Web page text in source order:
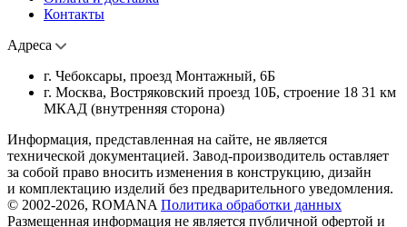
Контакты
Адреса
г. Чебоксары, проезд Монтажный, 6Б
г. Москва, Востряковский проезд 10Б, строение 18 31 км
МКАД (внутренняя сторона)
Информация, представленная на сайте, не является
технической документацией. Завод-производитель оставляет
за собой право вносить изменения в конструкцию, дизайн
и комплектацию изделий без предварительного уведомления.
© 2002-2026, ROMANA Политика обработки данных
Размещенная информация не является публичной офертой и